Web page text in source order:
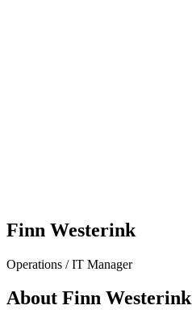
Finn Westerink
Operations / IT Manager
About Finn Westerink